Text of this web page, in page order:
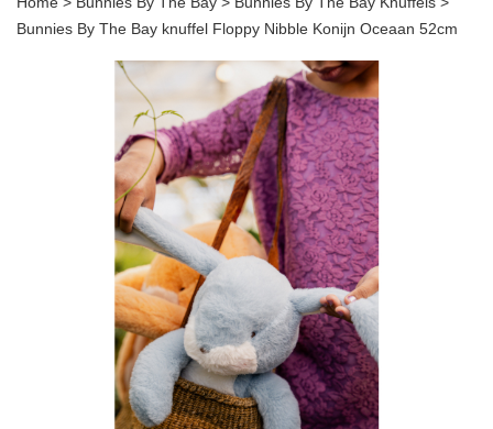
Bunnies By The Bay knuffel Floppy Nibble Konijn Oceaan 52cm